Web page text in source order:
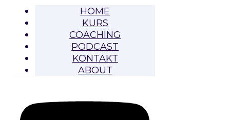
HOME
KURS
COACHING
PODCAST
KONTAKT
ABOUT